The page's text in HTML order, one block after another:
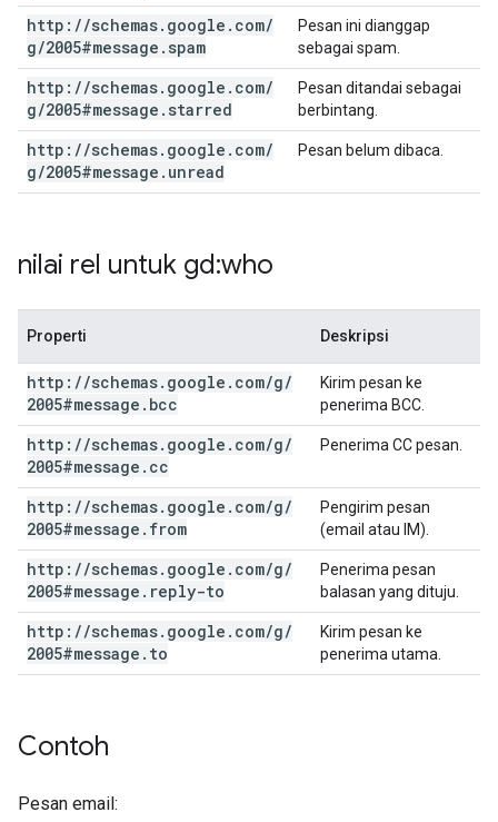
http: //schemas. google . com/
g/2005#message . spam
Pesan ini dianggap
sebagai spam.
http: //schemas. google . com/
g/2005#message . starred
Pesan ditandai sebagai
berbintang.
http: //schemas. google . com/
g/2005#message . unread
Pesan belum dibaca.
nilai rel untuk gd:who
Properti Deskripsi
http: //schemas. google . com/g/
2005#message . bcc
Kirim pesan ke
penerima BCC.
http: //schemas. google . com/g/
2005#message . cc
Penerima CC pesan.
http: //schemas. google . com/g/
2005#message . from
Pengirim pesan
(email atau IM).
http: //schemas. google . com/g/
2005#message . reply-to
Penerima pesan
balasan yang dituju.
http: //schemas. google . com/g/
2005#message . to
Kirim pesan ke
penerima utama.
Contoh
Pesan email: